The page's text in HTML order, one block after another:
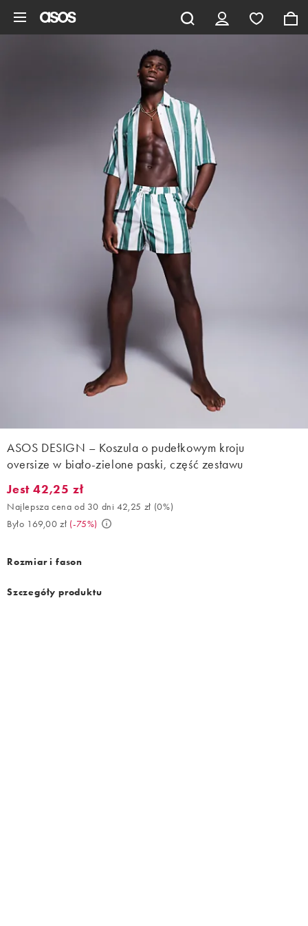
ASOS DESIGN – Koszula o pudełkowym kroju
oversize w biało-zielone paski, część zestawu
Jest 42,25 zł. Najlepsza cena od 30 dni 42,25 zł (0%). Było
Jest 42,25 zł
Najlepsza cena od 30 dni 42,25 zł (0%)
Było 169,00 zł (-75%)
Rozmiar i fason
Szczegóły produktu